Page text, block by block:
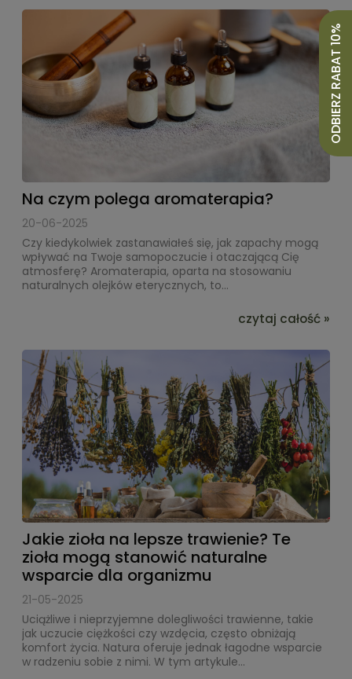
Na czym polega aromaterapia?
20-06-2025
Czy kiedykolwiek zastanawiałeś się, jak zapachy mogą
wpływać na Twoje samopoczucie i otaczającą Cię
atmosferę? Aromaterapia, oparta na stosowaniu
naturalnych olejków eterycznych, to...
czytaj całość »
Jakie zioła na lepsze trawienie? Te
zioła mogą stanowić naturalne
wsparcie dla organizmu
21-05-2025
Uciążliwe i nieprzyjemne dolegliwości trawienne, takie
jak uczucie ciężkości czy wzdęcia, często obniżają
komfort życia. Natura oferuje jednak łagodne wsparcie
w radzeniu sobie z nimi. W tym artykule...
ODBIERZ RABAT 10%